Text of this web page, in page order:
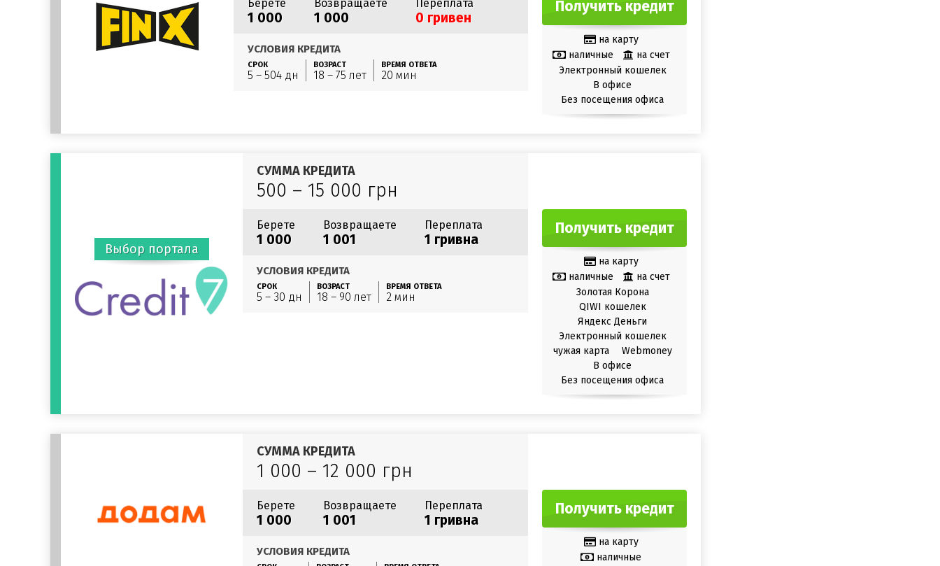
Берете
1 000
Возвращаете
1 000
Переплата
0 гривен
УСЛОВИЯ КРЕДИТА
СРОК
5 – 504 дн
ВОЗРАСТ
18 – 75 лет
ВРЕМЯ ОТВЕТА
20 мин
Получить кредит
на карту
наличные
на счет
Электронный кошелек
В офисе
Без посещения офиса
Выбор портала
СУММА КРЕДИТА
500 – 15 000 грн
Берете
1 000
Возвращаете
1 001
Переплата
1 гривна
УСЛОВИЯ КРЕДИТА
СРОК
5 – 30 дн
ВОЗРАСТ
18 – 90 лет
ВРЕМЯ ОТВЕТА
2 мин
Получить кредит
на карту
наличные
на счет
Золотая Корона
QIWI кошелек
Яндекс Деньги
Электронный кошелек
чужая карта
Webmoney
В офисе
Без посещения офиса
СУММА КРЕДИТА
1 000 – 12 000 грн
Берете
1 000
Возвращаете
1 001
Переплата
1 гривна
УСЛОВИЯ КРЕДИТА
Получить кредит
на карту
наличные